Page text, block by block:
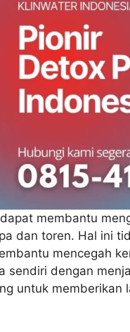
membantu
dan toren. Hal ini
mencegah
sendiri dengan
untuk memberikan